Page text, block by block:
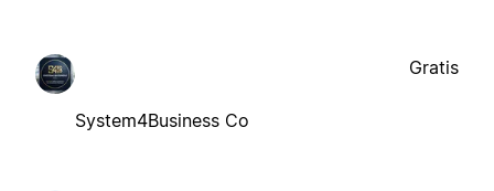
System4Business Co
Gratis